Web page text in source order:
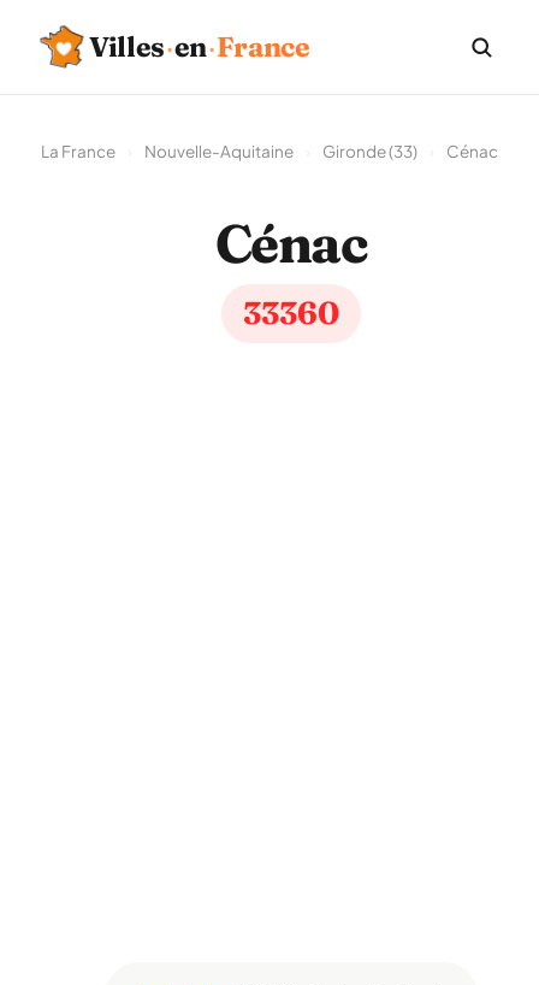
Villes·en·France
La France Nouvelle-Aquitaine Gironde (33) Cénac
Cénac
33360